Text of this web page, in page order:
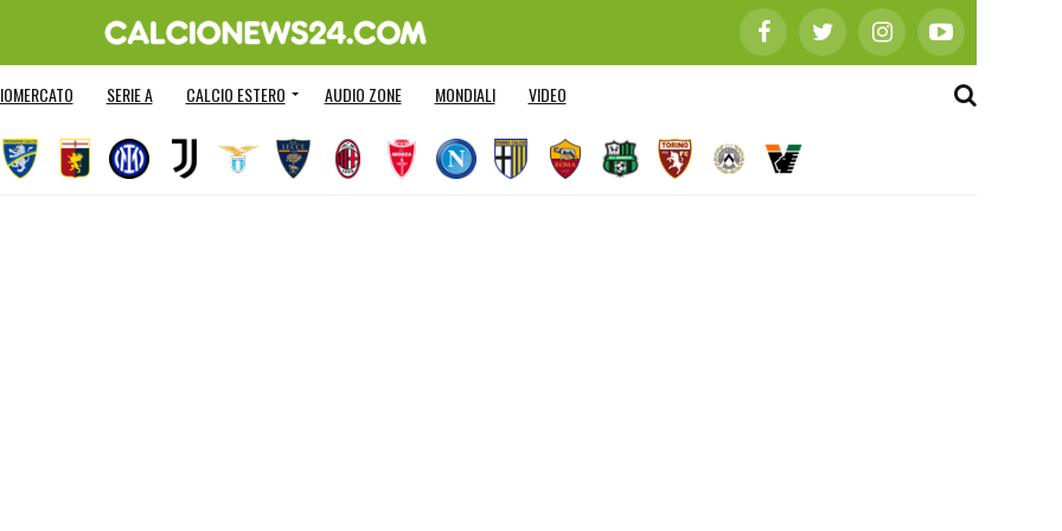
SERIE A CALCIO ESTERO AUDIO ZONE MONDIALI VIDEO